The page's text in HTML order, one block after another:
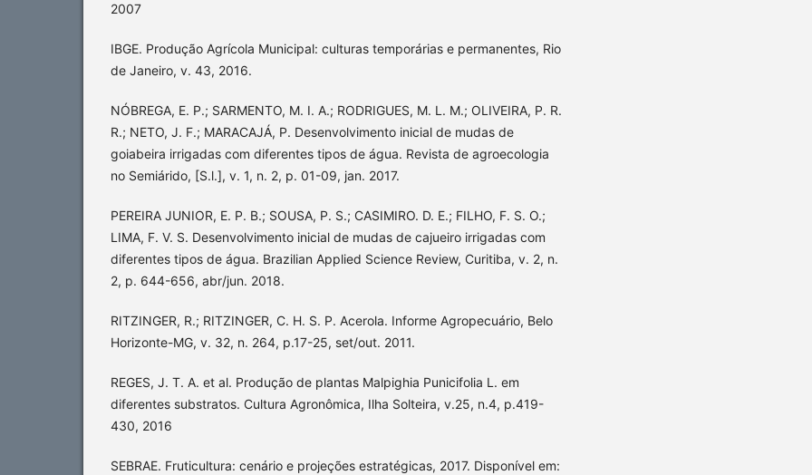
2007
IBGE. Produção Agrícola Municipal: culturas temporárias e permanentes, Rio
de Janeiro, v. 43, 2016.
NÓBREGA, E. P.; SARMENTO, M. I. A.; RODRIGUES, M. L. M.; OLIVEIRA, P. R.
R.; NETO, J. F.; MARACAJÁ, P. Desenvolvimento inicial de mudas de
goiabeira irrigadas com diferentes tipos de água. Revista de agroecologia
no Semiárido, [S.l.], v. 1, n. 2, p. 01-09, jan. 2017.
PEREIRA JUNIOR, E. P. B.; SOUSA, P. S.; CASIMIRO. D. E.; FILHO, F. S. O.;
LIMA, F. V. S. Desenvolvimento inicial de mudas de cajueiro irrigadas com
diferentes tipos de água. Brazilian Applied Science Review, Curitiba, v. 2, n.
2, p. 644-656, abr/jun. 2018.
RITZINGER, R.; RITZINGER, C. H. S. P. Acerola. Informe Agropecuário, Belo
Horizonte-MG, v. 32, n. 264, p.17-25, set/out. 2011.
REGES, J. T. A. et al. Produção de plantas Malpighia Punicifolia L. em
diferentes substratos. Cultura Agronômica, Ilha Solteira, v.25, n.4, p.419-
430, 2016
SEBRAE. Fruticultura: cenário e projeções estratégicas, 2017. Disponível em: